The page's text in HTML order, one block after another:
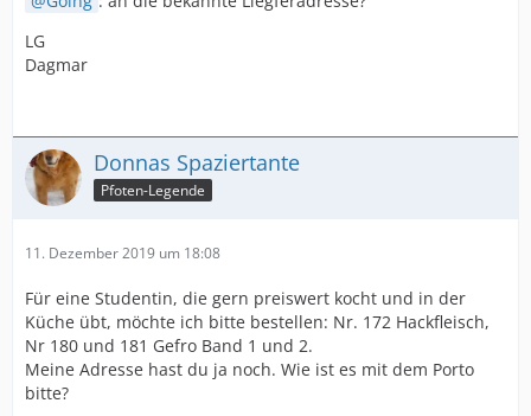
LG
Dagmar
Donnas Spaziertante
Pfoten-Legende
11. Dezember 2019 um 18:08
Für eine Studentin, die gern preiswert kocht und in der
Küche übt, möchte ich bitte bestellen: Nr. 172 Hackfleisch,
Nr 180 und 181 Gefro Band 1 und 2.
Meine Adresse hast du ja noch. Wie ist es mit dem Porto
bitte?